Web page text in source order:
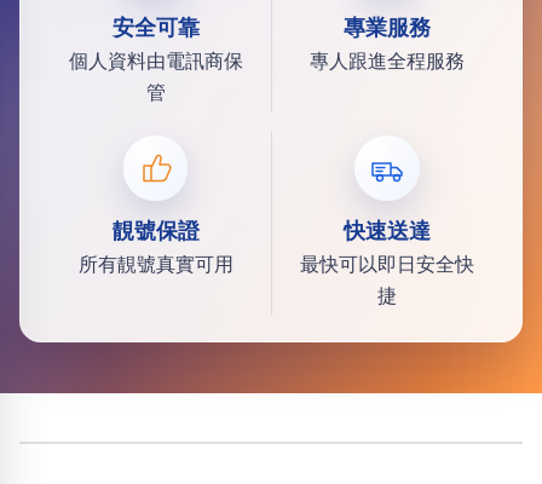
安全可靠
個人資料由電訊商保
管
專業服務
專人跟進全程服務
靚號保證
所有靚號真實可用
快速送達
最快可以即日安全快
捷